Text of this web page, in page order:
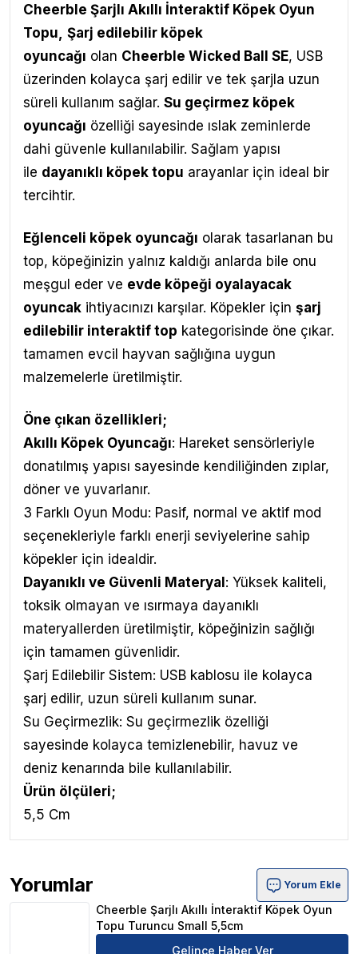
Cheerble Şarjlı Akıllı İnteraktif Köpek Oyun
Topu Şarj edilebilir köpek
oyuncağı olan Cheerble Wicked Ball SE, USB
üzerinden kolayca şarj edilir ve tek şarjla uzun
süreli kullanım sağlar. Su geçirmez köpek
oyuncağı özelliği sayesinde ıslak zeminlerde
dahi güvenle kullanılabilir. Sağlam yapısı
ile dayanıklı köpek topu arayanlar için ideal bir
tercihtir.
Eğlenceli köpek oyuncağı olarak tasarlanan bu
top, köpeğinizin yalnız kaldığı anlarda bile onu
meşgul eder ve evde köpeği oyalayacak
oyuncak ihtiyacınızı karşılar. Köpekler için şarj
edilebilir interaktif top kategorisinde öne çıkar.
tamamen evcil hayvan sağlığına uygun
malzemelerle üretilmiştir.
Öne çıkan özellikleri;
Akıllı Köpek Oyuncağı: Hareket sensörleriyle
donatılmış yapısı sayesinde kendiliğinden zıplar,
döner ve yuvarlanır.
3 Farklı Oyun Modu: Pasif, normal ve aktif mod
seçenekleriyle farklı enerji seviyelerine sahip
köpekler için idealdir.
Dayanıklı ve Güvenli Materyal: Yüksek kaliteli,
toksik olmayan ve ısırmaya dayanıklı
materyallerden üretilmiştir, köpeğinizin sağlığı
için tamamen güvenlidir.
Şarj Edilebilir Sistem: USB kablosu ile kolayca
şarj edilir, uzun süreli kullanım sunar.
Su Geçirmezlik: Su geçirmezlik özelliği
sayesinde kolayca temizlenebilir, havuz ve
deniz kenarında bile kullanılabilir.
Ürün ölçüleri;
5,5 Cm
Yorumlar
Cheerble Şarjlı Akıllı İnteraktif Köpek Oyun Topu
Yorum Ekle
Cheerble Şarjlı Akıllı İnteraktif Köpek Oyun
Topu Turuncu Small 5,5cm
Gelince Haber Ver